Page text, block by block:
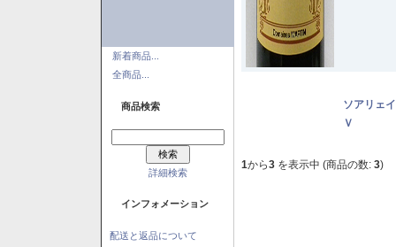
新着商品...
全商品...
商品検索
詳細検索
インフォメーション
配送と返品について
ソアリェ
Ｖ
1から3 を表示中 (商品の数: 3)